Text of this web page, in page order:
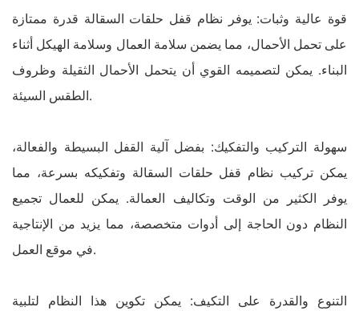
قوة عالية وثبات: يوفر نظام قفل حلقات السقالة قدرة ممتازة
على تحمل الأحمال، مما يضمن سلامة العمال وسلامة الهيكل أثناء
البناء. يمكن لتصميمه القوي أن يتحمل الأحمال الثقيلة وظروف
الطقس السيئة.
سهولة التركيب والتفكيك: بفضل آلية القفل البسيطة والفعالة،
يمكن تركيب نظام قفل حلقات السقالة وتفكيكه بسرعة، مما
يوفر الكثير من الوقت وتكاليف العمالة. يمكن للعمال تجميع
النظام دون الحاجة إلى أدوات متخصصة، مما يزيد من الإنتاجية
في موقع العمل.
التنوع والقدرة على التكيف: يمكن تكوين هذا النظام لتلبية